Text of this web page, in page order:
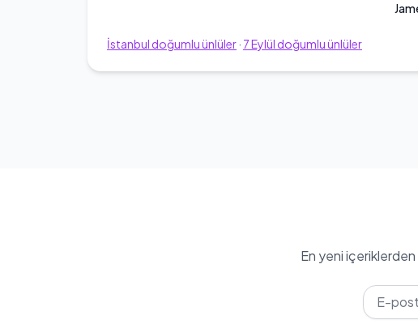
İstanbul doğumlu ünlüler· 7Eylül doğumlu ünlüler
En yeni